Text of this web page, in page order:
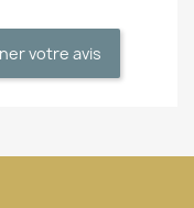
votre avis